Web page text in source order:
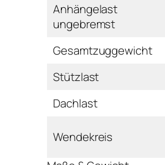
Anhängelast
ungebremst
Gesamtzuggewicht
Stützlast
Dachlast
Wendekreis